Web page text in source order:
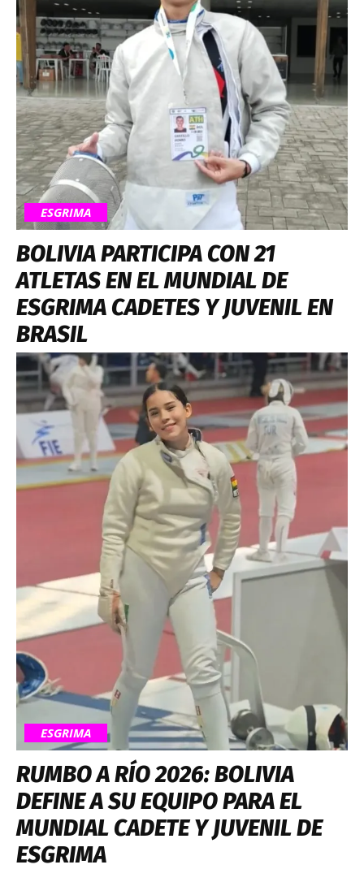
ESGRIMA
BOLIVIA PARTICIPA CON 21
ATLETAS EN EL MUNDIAL DE
ESGRIMA CADETES Y JUVENIL EN
BRASIL
ESGRIMA
RUMBO A RÍO 2026: BOLIVIA
DEFINE A SU EQUIPO PARA EL
MUNDIAL CADETE Y JUVENIL DE
ESGRIMA